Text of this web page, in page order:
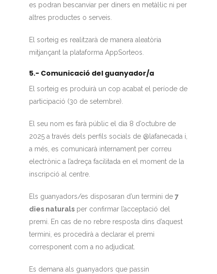
es podran bescanviar per diners en metàl·lic ni per
altres productes o serveis.
El sorteig es realitzarà de manera aleatòria
mitjançant la plataforma AppSorteos.
5.- Comunicació del guanyador/a
El sorteig es produirà un cop acabat el període de
participació (30 de setembre).
El seu nom es farà públic el dia 8 d’octubre de
2025 a través dels perfils socials de @lafanecada i,
a més, es comunicarà internament per correu
electrònic a l’adreça facilitada en el moment de la
inscripció al centre.
Els guanyadors/es disposaran d’un termini de 7
dies naturalsper confirmar l’acceptació del
premi. En cas de no rebre resposta dins d’aquest
termini, es procedirà a declarar el premi
corresponent com a no adjudicat.
Es demana als guanyadors que passin